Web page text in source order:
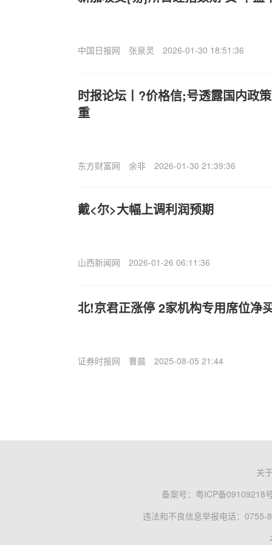
中国日报网 张泉灵 2026-01-30 18:51:36
时报论坛丨?价格信;号透露国内政
重
东方财富网 余非 2026-01-30 21:39:36
戴<尔>大幅上调利润预期
山西新闻网 2026-01-26 06:11:36
北!京君正涨停 2家机构专用席位净
证券时报网 曹晨 2025-08-05 21:44
关
备案号： 粤ICP备09109218
违法和不良信息举报电话：0755-